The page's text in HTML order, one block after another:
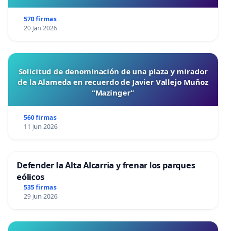
570 firmas
20 Jan 2026
Solicitud de denominación de una plaza y mirador
de la Alameda en recuerdo de Javier Vallejo Muñoz
“Mazinger”
560 firmas
11 Jun 2026
Defender la Alta Alcarria y frenar los parques
eólicos
535 firmas
29 Jun 2026